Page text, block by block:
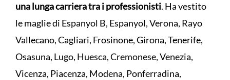
una lunga carriera tra i professionisti. Ha vestito
le maglie di Espanyol B, Espanyol, Verona, Rayo
Vallecano, Cagliari, Frosinone, Girona, Tenerife,
Osasuna, Lugo, Huesca, Cremonese, Venezia,
Vicenza, Piacenza, Modena, Ponferradina,